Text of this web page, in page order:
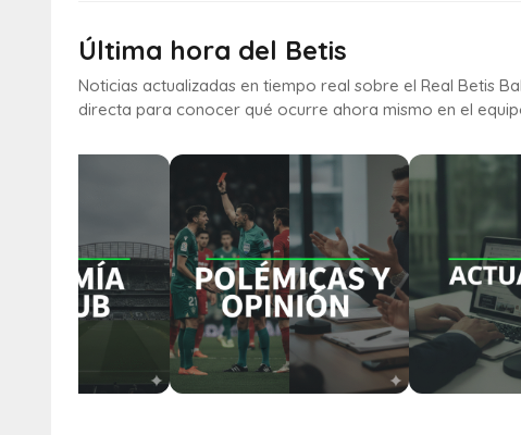
Última hora del Betis
Noticias actualizadas en tiempo real sobre el Real Betis
directa para conocer qué ocurre ahora mismo en el